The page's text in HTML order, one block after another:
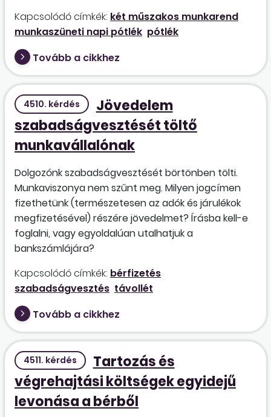
Kapcsolódó címkék: két műszakos munkarend
munkaszüneti napi pótlék pótlék
Tovább a cikkhez
4510. kérdés
Jövedelem
szabadságvesztését töltő
munkavállalónak
Dolgozónk szabadságvesztését börtönben tölti.
Munkaviszonya nem szűnt meg. Milyen jogcímen
fizethetünk (természetesen az adók és járulékok
megfizetésével) részére jövedelmet? Írásba kell-e
foglalni, vagy egyoldalúan utalhatjuk a
bankszámlájára?
Kapcsolódó címkék: bérfizetés
szabadságvesztés távollét
Tovább a cikkhez
4511. kérdés
Tartozás és
végrehajtási költségek egyidejű
levonása a bérből